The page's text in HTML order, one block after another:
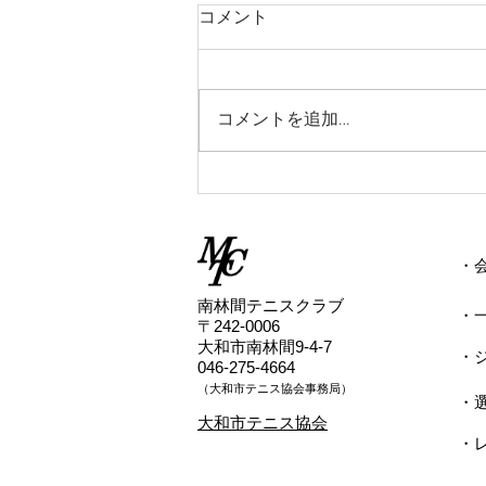
2026/7/2(木)10:45ゲームクラ
クラスのレッスンは雨天中止とい
たします。
コメント
コメントを追加…
​南林間テニスクラブ
〒242-0006
大和市南林間9-4-7
046-275-4664
（​大和市テニス協会事務局）
・
・
・
・
​大和市テニス協会
・